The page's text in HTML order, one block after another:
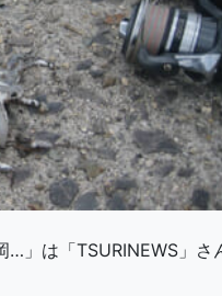
」は「TSURINEWS」